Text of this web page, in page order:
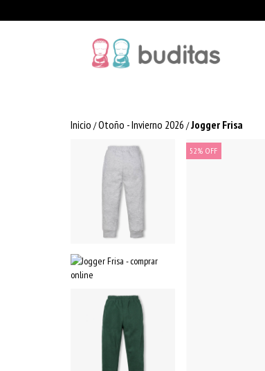
Inicio /Otoño - Invierno 2026 /Jogger Frisa
52%OFF